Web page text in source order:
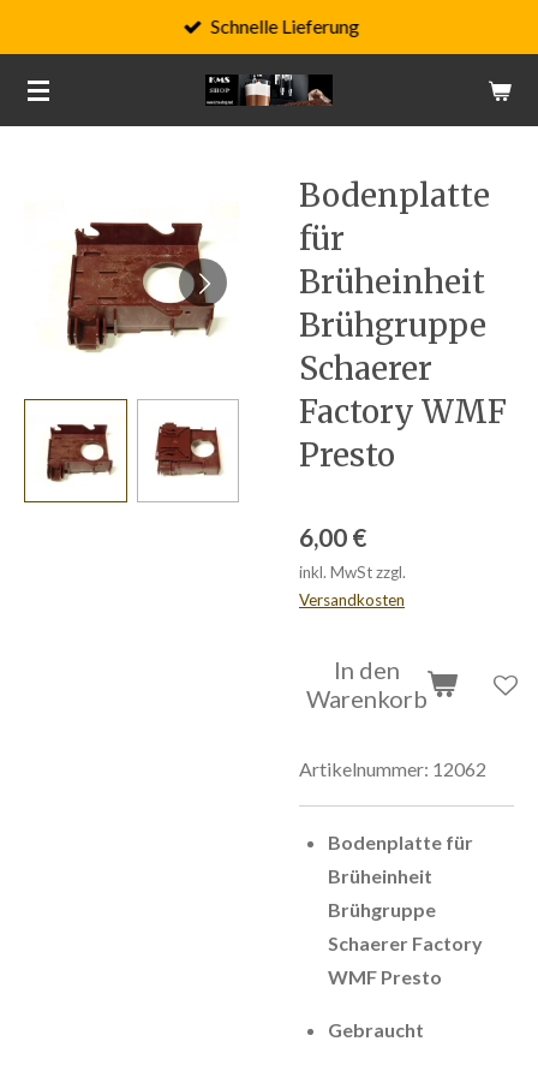
Hauptinhalt
springen
Schnelle Lieferung
Bodenplatte
für
Brüheinheit
Brühgruppe
Schaerer
Factory WMF
Presto
6,00 €
inkl. MwSt zzgl.
Versandkosten
In den
Warenkorb
Artikelnummer: 12062
Bodenplatte für
Brüheinheit
Brühgruppe
Schaerer Factory
WMF Presto
Gebraucht